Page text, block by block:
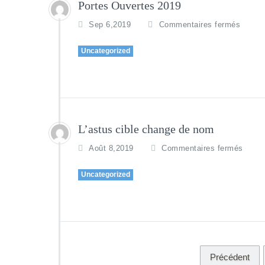
Portes Ouvertes 2019
Sep 6,2019 Commentaires fermés
Uncategorized
L’astus cible change de nom
Août 8,2019 Commentaires fermés
Uncategorized
Précédent